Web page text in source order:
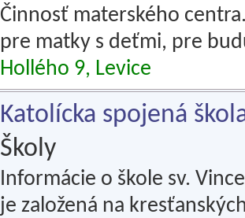
Činnosť materského
pre matky s deťmi, pre
Hollého 9, Levice
Katolícka spojená
Školy
Informácie o škole sv.
je založená na